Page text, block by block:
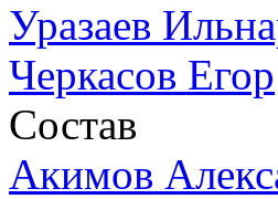
Уразаев
Черкасов Егор
Состав
Акимов